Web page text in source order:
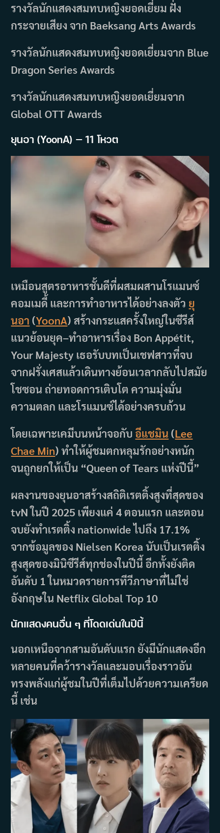
รางวัลนักแสดงสมทบหญิงยอดเยี่ยม ฝั่ง
กระจายเสียง จาก Baeksang Arts Awards
รางวัลนักแสดงสมทบหญิงยอดเยี่ยมจาก Blue
Dragon Series Awards
รางวัลนักแสดงสมทบหญิงยอดเยี่ยมจาก
Global OTT Awards
ยุนอา (YoonA) — 11 โหวต
เหมือนสูตรอาหารชั้นดีที่ผสมผสานโรแมนซ์
คอมเมดี้ และการทำอาหารได้อย่างลงตัว ยุ
นอา (YoonA) สร้างกระแสครั้งใหญ่ในซีรีส์
แนวย้อนยุค–ทำอาหารเรื่อง Bon Appétit,
Your Majesty เธอรับบทเป็นเชฟสาวที่จบ
จากฝรั่งเศสแล้วเดินทางย้อนเวลากลับไปสมัย
โชซอน ถ่ายทอดการเติบโต ความมุ่งมั่น
ความตลก และโรแมนซ์ได้อย่างครบถ้วน
โดยเฉพาะเคมีบนหน้าจอกับ อีแชมิน (Lee
Chae Min) ทำให้ผู้ชมตกหลุมรักอย่างหนัก
จนถูกยกให้เป็น “Queen of Tears แห่งปีนี้”
ผลงานของยุนอาสร้างสถิติเรตติ้งสูงที่สุดของ
tvN ในปี 2025 เพียงแค่ 4 ตอนแรก และตอน
จบยังทำเรตติ้ง nationwide ไปถึง 17.1%
จากข้อมูลของ Nielsen Korea นับเป็นเรตติ้ง
สูงสุดของมินิซีรีส์ทุกช่องในปีนี้ อีกทั้งยังติด
อันดับ 1 ในหมวดรายการทีวีภาษาที่ไม่ใช่
อังกฤษใน Netflix Global Top 10
นักแสดงคนอื่น ๆ ที่โดดเด่นในปีนี้
นอกเหนือจากสามอันดับแรก ยังมีนักแสดงอีก
หลายคนที่คว้ารางวัลและมอบเรื่องราวอัน
ทรงพลังแก่ผู้ชมในปีที่เต็มไปด้วยความเครียด
นี้ เช่น